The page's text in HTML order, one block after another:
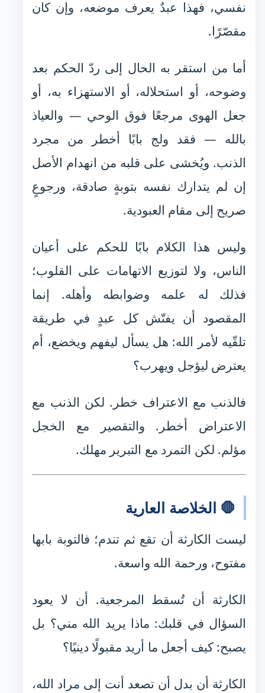
نفسي، فهذا عبدٌ يعرف موضعه، وإن كان
مقصّرًا.
أما من استقر به الحال إلى ردّ الحكم بعد
وضوحه، أو استحلاله، أو الاستهزاء به، أو
جعل الهوى مرجعًا فوق الوحي — والعياذ
بالله — فقد ولج بابًا أخطر من مجرد
الذنب. ويُخشى على قلبه من انهدام الأصل
إن لم يتدارك نفسه بتوبةٍ صادقة، ورجوعٍ
صريح إلى مقام العبودية.
وليس هذا الكلام بابًا للحكم على أعيان
الناس، ولا لتوزيع الاتهامات على القلوب؛
فذلك له علمه وضوابطه وأهله. إنما
المقصود أن يفتّش كل عبدٍ في طريقة
تلقّيه لأمر الله: هل يسأل ليفهم ويخضع، أم
يعترض ليؤجل ويهرب؟
فالذنب مع الاعتراف خطر. لكن الذنب مع
الاعتراض أخطر. والتقصير مع الخجل
مؤلم. لكن التمرد مع التبرير مهلك.
🛑 الخلاصة العارية
ليست الكارثة أن تقع ثم تندم؛ فالتوبة بابها
مفتوح، ورحمة الله واسعة.
الكارثة أن تُسقط المرجعية. أن لا يعود
السؤال في قلبك: ماذا يريد الله مني؟ بل
يصبح: كيف أجعل ما أريد مقبولًا دينيًا؟
الكارثة أن بدل أن تصعد أنت إلى مراد الله،